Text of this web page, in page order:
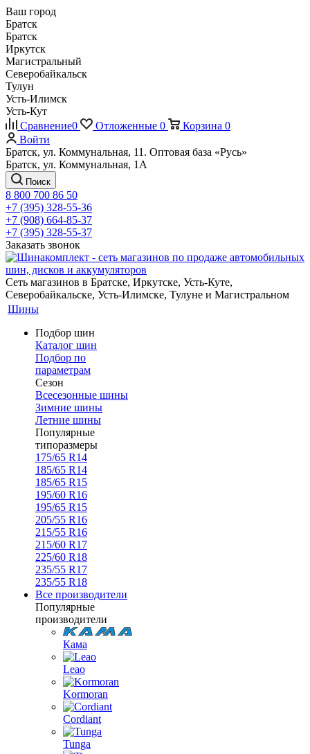
Ваш город
Братск
Братск
Иркутск
Магистральный
Северобайкальск
Тулун
Усть-Илимск
Усть-Кут
Сравнение0 Отложенные 0 Корзина 0
Войти
Братск, ул. Коммунальная, 11. Оптовая база «Русь»
Братск, ул. Коммунальная, 1А
Поиск
8 800 700 86 50
+7 (395) 328-55-36
+7 (908) 664-85-37
+7 (395) 328-55-37
Заказать звонок
Сеть магазинов в Братске, Иркутске, Усть-Куте,
Северобайкальске, Усть-Илимске, Тулуне и Магистральном
Шины
Подбор шин
Каталог шин
Подбор по
параметрам
Сезон
Всесезонные шины
Зимние шины
Летние шины
Популярные
типоразмеры
175/65 R14
185/65 R14
185/65 R15
195/60 R16
195/65 R15
205/55 R16
215/55 R16
215/60 R17
225/60 R18
235/55 R17
235/55 R18
Все производители
Популярные
производители
Кама
Leao
Kormoran
Cordiant
Tunga